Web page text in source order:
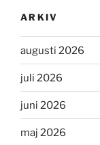
ARKIV
augusti 2026
juli 2026
juni 2026
maj 2026